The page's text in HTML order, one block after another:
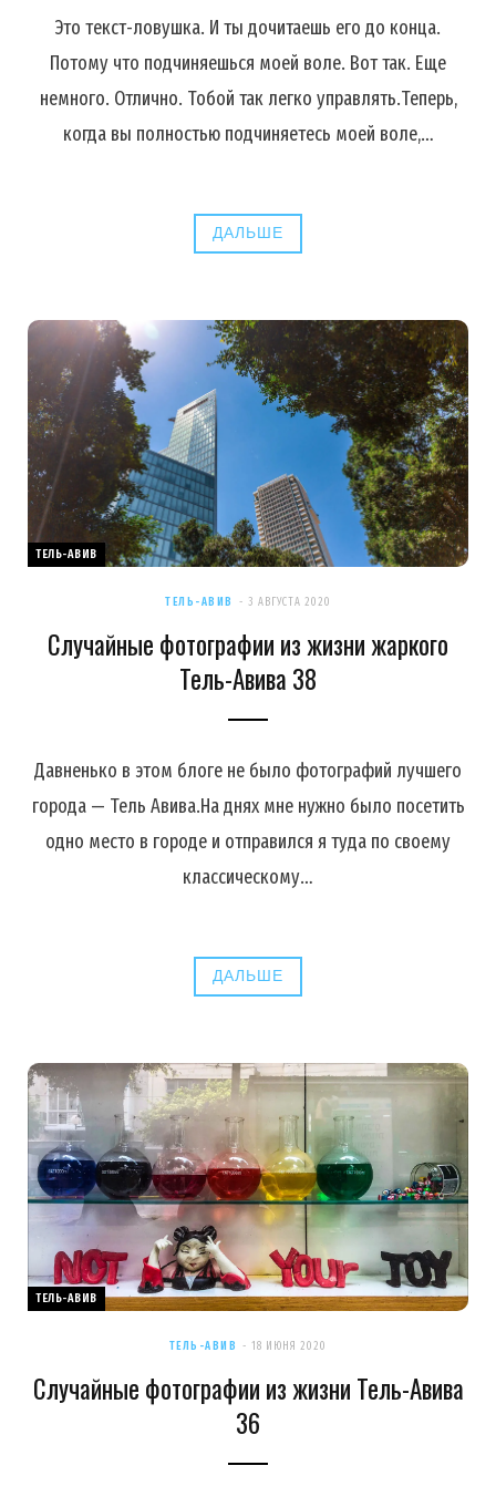
Это текст-ловушка. И ты дочитаешь его до конца.
Потому что подчиняешься моей воле. Вот так. Еще
немного. Отлично. Тобой так легко управлять.Теперь,
когда вы полностью подчиняетесь моей воле,…
ДАЛЬШЕ
ТЕЛЬ-АВИВ
ТЕЛЬ-АВИВ 3 АВГУСТА 2020
Случайные фотографии из жизни жаркого
Тель-Авива 38
Давненько в этом блоге не было фотографий лучшего
города — Тель Авива.На днях мне нужно было посетить
одно место в городе и отправился я туда по своему
классическому…
ДАЛЬШЕ
ТЕЛЬ-АВИВ
ТЕЛЬ-АВИВ 18 ИЮНЯ 2020
Случайные фотографии из жизни Тель-Авива
36